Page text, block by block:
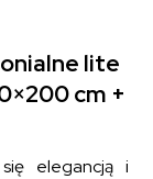
lite
cm +
elegancją i